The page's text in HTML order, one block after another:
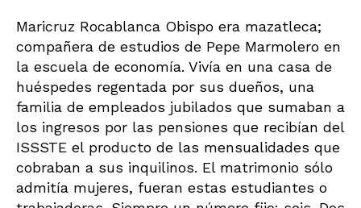
Maricruz Rocablanca Obispo era mazatleca;
compañera de estudios de Pepe Marmolero en
la escuela de economía. Vivía en una casa de
huéspedes regentada por sus dueños, una
familia de empleados jubilados que sumaban a
los ingresos por las pensiones que recibían del
ISSSTE el producto de las mensualidades que
cobraban a sus inquilinos. El matrimonio sólo
admitía mujeres, fueran estas estudiantes o